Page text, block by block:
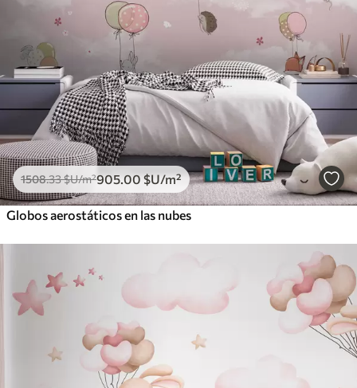
1508.33$U/m²905 .00 $U/m²
Globos aerostáticos en las nubes